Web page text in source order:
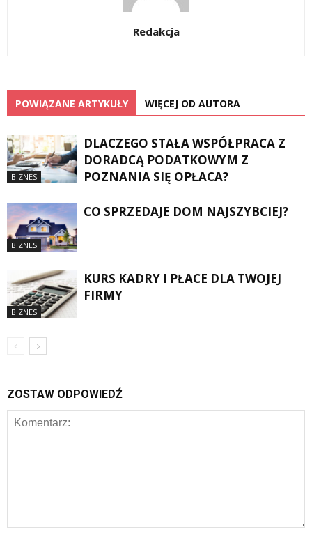
Redakcja
POWIĄZANE ARTYKUŁY WIĘCEJ OD AUTORA
BIZNES
DLACZEGO STAŁA WSPÓŁPRACA Z
DORADCĄ PODATKOWYM Z
POZNANIA SIĘ OPŁACA?
BIZNES
CO SPRZEDAJE DOM NAJSZYBCIEJ?
BIZNES
KURS KADRY I PŁACE DLA TWOJEJ
FIRMY
ZOSTAW ODPOWIEDŹ